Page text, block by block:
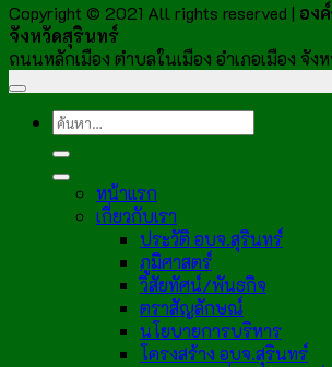
Copyright © 2021 All rights reserved | อง
จังหวัดสุรินทร์
ถนนหลักเมือง ตำบลในเมือง อำเภอเมือง จั
หน้าแรก
เกี่ยวกับเรา
ประวัติ อบจ.สุรินทร์
ภูมิศาสตร์
วิสัยทัศน์/พันธกิจ
ตราสัญลักษณ์
นโยบายการบริหาร
โครงสร้าง อบจ.สุรินทร์